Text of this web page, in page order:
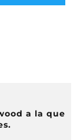
a la que